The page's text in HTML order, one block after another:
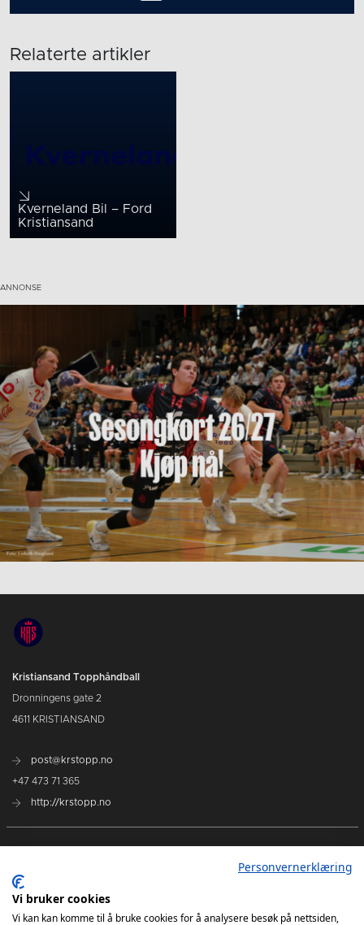
Relaterte artikler
Kverneland Bil – Ford
Kristiansand
Kristiansand Topphåndball
Dronningens gate 2
4611 KRISTIANSAND
post@krstopp.no
+47 473 71 365
http://krstopp.no
Kommende kamper
Tabell
Personvernerklæring
Vi bruker cookies
Vi kan kan komme til å bruke cookies for å analysere besøk på nettsiden,